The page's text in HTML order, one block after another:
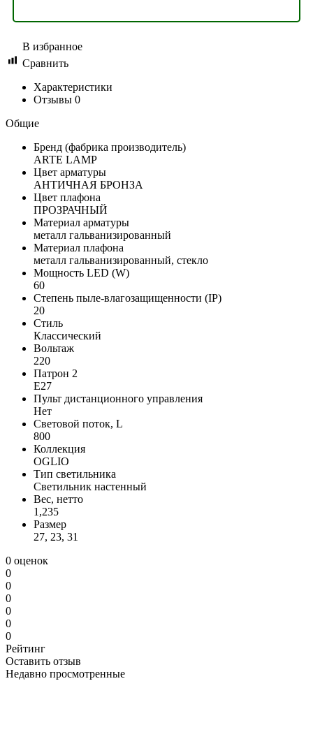
В избранное
Сравнить
Характеристики
Отзывы 0
Общие
Бренд (фабрика производитель)
ARTE LAMP
Цвет арматуры
АНТИЧНАЯ БРОНЗА
Цвет плафона
ПРОЗРАЧНЫЙ
Материал арматуры
металл гальванизированный
Материал плафона
металл гальванизированный, стекло
Мощность LED (W)
60
Степень пыле-влагозащищенности (IP)
20
Стиль
Классический
Вольтаж
220
Патрон 2
E27
Пульт дистанционного управления
Нет
Световой поток, L
800
Коллекция
OGLIO
Тип светильника
Светильник настенный
Вес, нетто
1,235
Размер
27, 23, 31
0 оценок
0
0
0
0
0
0
Рейтинг
Оставить отзыв
Недавно просмотренные